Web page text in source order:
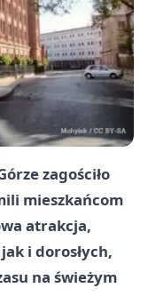
zagościło
mieszkańcom
atrakcja,
i dorosłych,
na świeżym